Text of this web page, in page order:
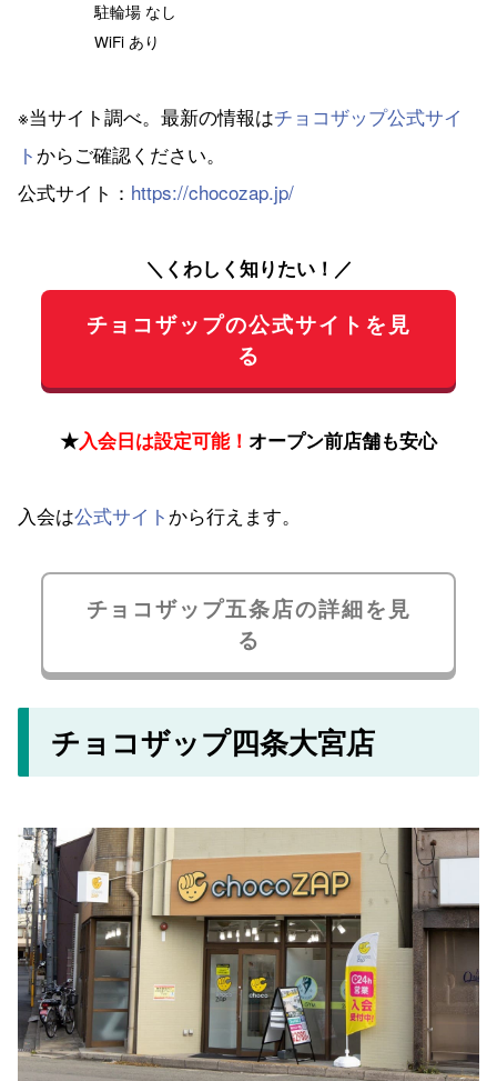
駐輪場 なし
WiFi あり
※当サイト調べ。最新の情報はチョコザップ公式サイ
ト からご確認ください。
公式サイト： https://chocozap.jp/
＼くわしく知りたい！／
チョコザップの公式サイトを見
る
★入会日は設定可能！ オープン前店舗も安心
入会は公式サイト から行えます。
チョコザップ五条店の詳細を見
る
チョコザップ四条大宮店